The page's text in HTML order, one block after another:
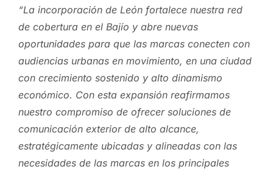
“La incorporación de León fortalece nuestra red
de cobertura en el Bajío y abre nuevas
oportunidades para que las marcas conecten con
audiencias urbanas en movimiento, en una ciudad
con crecimiento sostenido y alto dinamismo
económico. Con esta expansión reafirmamos
nuestro compromiso de ofrecer soluciones de
comunicación exterior de alto alcance,
estratégicamente ubicadas y alineadas con las
necesidades de las marcas en los principales